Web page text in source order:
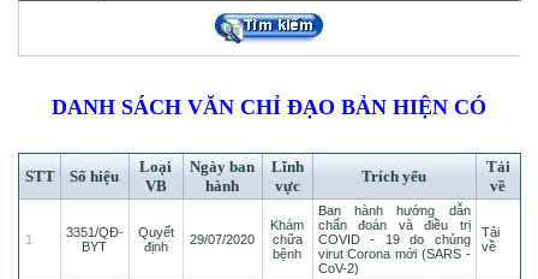
DANH SÁCH VĂN CHỈ ĐẠO BẢN HIỆN CÓ
STT Số hiệu
Loại
VB
Ngày ban
hành
Lĩnh
vực
Trích yếu
Tải
về
1
3351/QĐ-
BYT
Quyết
định
29/07/2020
Khám
chữa
bệnh
Ban hành hướng dẫn
chẩn đoán và điều trị
COVID - 19 do chủng
virut Corona mới (SARS -
CoV-2)
Tải
về